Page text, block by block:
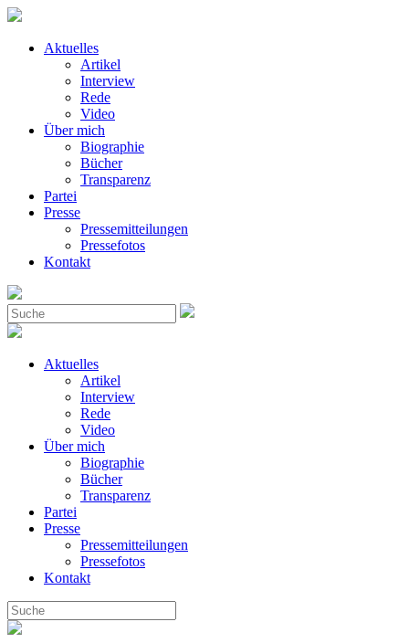
Aktuelles
Artikel
Interview
Rede
Video
Über mich
Biographie
Bücher
Transparenz
Partei
Presse
Pressemitteilungen
Pressefotos
Kontakt
Aktuelles
Artikel
Interview
Rede
Video
Über mich
Biographie
Bücher
Transparenz
Partei
Presse
Pressemitteilungen
Pressefotos
Kontakt